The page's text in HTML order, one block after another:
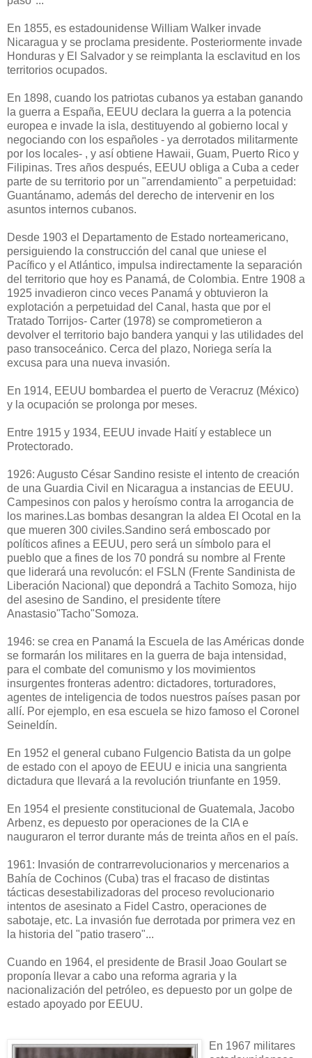
En 1855, es estadounidense William Walker invade
Nicaragua y se proclama presidente. Posteriormente invade
Honduras y El Salvador y se reimplanta la esclavitud en los
territorios ocupados.
En 1898, cuando los patriotas cubanos ya estaban ganando
la guerra a España, EEUU declara la guerra a la potencia
europea e invade la isla, destituyendo al gobierno local y
negociando con los españoles - ya derrotados militarmente
por los locales- , y así obtiene Hawaii, Guam, Puerto Rico y
Filipinas. Tres años después, EEUU obliga a Cuba a ceder
parte de su territorio por un "arrendamiento" a perpetuidad:
Guantánamo, además del derecho de intervenir en los
asuntos internos cubanos.
Desde 1903 el Departamento de Estado norteamericano,
persiguiendo la construcción del canal que uniese el
Pacífico y el Atlántico, impulsa indirectamente la separación
del territorio que hoy es Panamá, de Colombia. Entre 1908 a
1925 invadieron cinco veces Panamá y obtuvieron la
explotación a perpetuidad del Canal, hasta que por el
Tratado Torrijos- Carter (1978) se comprometieron a
devolver el territorio bajo bandera yanqui y las utilidades del
paso transoceánico. Cerca del plazo, Noriega sería la
excusa para una nueva invasión.
En 1914, EEUU bombardea el puerto de Veracruz (México)
y la ocupación se prolonga por meses.
Entre 1915 y 1934, EEUU invade Haití y establece un
Protectorado.
1926: Augusto César Sandino resiste el intento de creación
de una Guardia Civil en Nicaragua a instancias de EEUU.
Campesinos con palos y heroísmo contra la arrogancia de
los marines.Las bombas desangran la aldea El Ocotal en la
que mueren 300 civiles.Sandino será emboscado por
políticos afines a EEUU, pero será un símbolo para el
pueblo que a fines de los 70 pondrá su nombre al Frente
que liderará una revolucón: el FSLN (Frente Sandinista de
Liberación Nacional) que depondrá a Tachito Somoza, hijo
del asesino de Sandino, el presidente títere
Anastasio"Tacho"Somoza.
1946: se crea en Panamá la Escuela de las Américas donde
se formarán los militares en la guerra de baja intensidad,
para el combate del comunismo y los movimientos
insurgentes fronteras adentro: dictadores, torturadores,
agentes de inteligencia de todos nuestros países pasan por
allí. Por ejemplo, en esa escuela se hizo famoso el Coronel
Seineldín.
En 1952 el general cubano Fulgencio Batista da un golpe
de estado con el apoyo de EEUU e inicia una sangrienta
dictadura que llevará a la revolución triunfante en 1959.
En 1954 el presiente constitucional de Guatemala, Jacobo
Arbenz, es depuesto por operaciones de la CIA e
nauguraron el terror durante más de treinta años en el país.
1961: Invasión de contrarrevolucionarios y mercenarios a
Bahía de Cochinos (Cuba) tras el fracaso de distintas
tácticas desestabilizadoras del proceso revolucionario
intentos de asesinato a Fidel Castro, operaciones de
sabotaje, etc. La invasión fue derrotada por primera vez en
la historia del "patio trasero"...
Cuando en 1964, el presidente de Brasil Joao Goulart se
proponía llevar a cabo una reforma agraria y la
nacionalización del petróleo, es depuesto por un golpe de
estado apoyado por EEUU.
En 1967 militares